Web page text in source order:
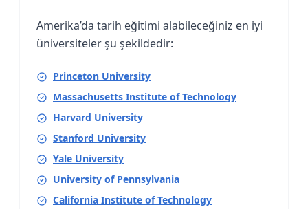
Amerika’da tarih eğitimi alabileceğiniz en iyi
üniversiteler şu şekildedir:
Princeton University
Massachusetts Institute of Technology
Harvard University
Stanford University
Yale University
University of Pennsylvania
California Institute of Technology